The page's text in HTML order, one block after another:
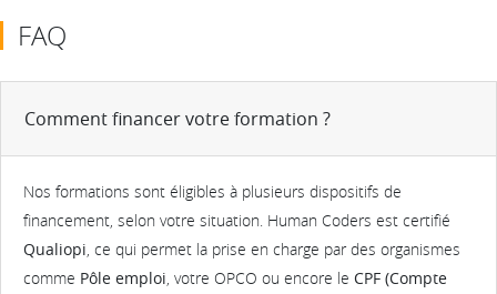
FAQ
Comment financer votre formation ?
Nos formations sont éligibles à plusieurs dispositifs de
financement, selon votre situation. Human Coders est certifié
Qualiopi, ce qui permet la prise en charge par des organismes
comme Pôle emploi, votre OPCO ou encore le CPF (Compte